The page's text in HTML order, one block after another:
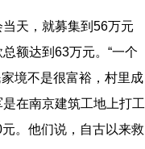
天，就募集到56万元
额达到63万元。“一个
境不是很富裕，村里成
在南京建筑工地上打工
。他们说，自古以来救